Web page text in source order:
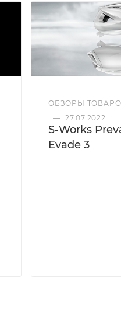
ОБЗОРЫ
— 27.07.2022
S-Works
Evade 3